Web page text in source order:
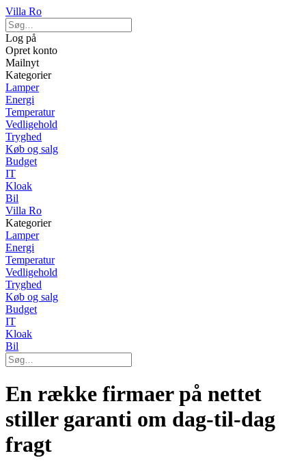
Villa Ro
Log på
Opret konto
Mailnyt
Kategorier
Lamper
Energi
Temperatur
Vedligehold
Tryghed
Køb og salg
Budget
IT
Kloak
Bil
Villa Ro
Kategorier
Lamper
Energi
Temperatur
Vedligehold
Tryghed
Køb og salg
Budget
IT
Kloak
Bil
En række firmaer på nettet
stiller garanti om dag-til-dag
fragt